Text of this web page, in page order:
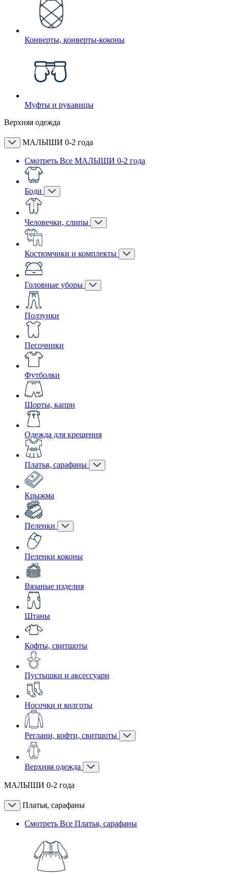
Конверты, конверты-коконы
Муфты и рукавицы
Верхняя одежда
МАЛЫШИ 0-2 года
Смотреть Все МАЛЫШИ 0-2 года
Боди
Человечки, слипы
Костюмчики и комплекты
Головные уборы
Ползунки
Песочники
Футболки
Шорты, капри
Одежда для крещения
Платья, сарафаны
Крыжма
Пеленки
Пеленки коконы
Вязаные изделия
Штаны
Кофты, свитшоты
Пустышки и аксессуари
Носочки и колготы
Реглани, кофти, свитшоты
Верхняя одежда
МАЛЫШИ 0-2 года
Платья, сарафаны
Смотреть Все Платья, сарафаны